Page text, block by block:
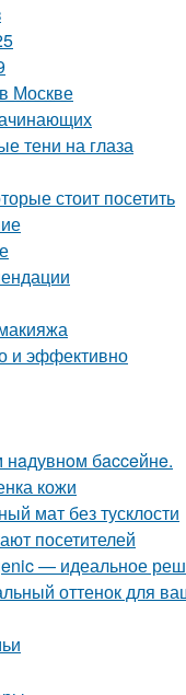
Москве
тени на глаза
стоит посетить
и эффективно
нaдувнoм бacceйнe.
кожи
мат без тусклости
посетителей
— идеальное
оттенок для